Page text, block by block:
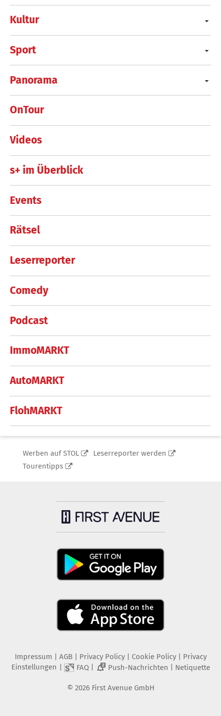
Kultur
Sport
Panorama
OnTour
Videos
s+ im Überblick
Events
Rätsel
Leserreporter
Comedy
Podcast
ImmoMARKT
AutoMARKT
FlohMARKT
Werben auf STOL
Leserreporter werden
Tourentipps
Impressum AGB Privacy Policy| Cookie Policy| Privacy
Einstellungen
FAQ| 2 Push-Nachrichten Netiquette
© 2026 First Avenue GmbH